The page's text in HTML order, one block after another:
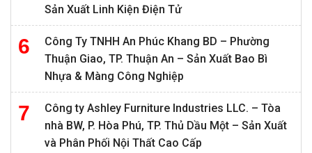
Sản Xuất Linh Kiện Điện Tử
Công Ty TNHH An Phúc Khang BD – Phường
Thuận Giao, TP. Thuận An – Sản Xuất Bao Bì
Nhựa & Màng Công Nghiệp
Công ty Ashley Furniture Industries LLC. – Tòa
nhà BW, P. Hòa Phú, TP. Thủ Dầu Một – Sản Xuất
và Phân Phối Nội Thất Cao Cấp